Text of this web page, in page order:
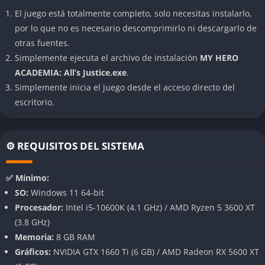
pura.
Escenarios dinámicos
Las arenas de combate se destruyen con cada ataque fuerte,
generando caos visual y una sensación de poder
impresionante.
Ultra Moves espectaculares
Cada luchador tiene un ataque definitivo que transforma la
batalla en una secuencia animada llena de efectos y
dramatismo.
Personalización visual
Puedes cambiar trajes, colores y accesorios para crear
versiones únicas de tus personajes favoritos.
El juego está totalmente completo, solo necesitas instalarlo,
por lo que no es necesario descomprimirlo ni descargarlo de
otras fuentes.
Simplemente ejecuta el archivo de instalación MY HERO
ACADEMIA: All’s Justice.exe.
Simplemente inicia el juego desde el acceso directo del
escritorio.
⚙️ REQUISITOS DEL SISTEMA
✅ Mínimo:
SO: Windows 11 64-bit
Procesador: Intel i5-10600K (4.1 GHz) / AMD Ryzen 5 3600 XT
(3.8 GHz)
Memoria: 8 GB RAM
Gráficos: NVIDIA GTX 1660 Ti (6 GB) / AMD Radeon RX 5600 XT